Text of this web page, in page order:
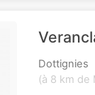
Dottignies
(à 8 km de